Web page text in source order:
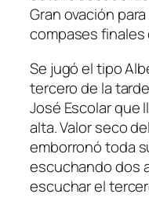
Gran ovación
compases finales
Se jugó el tipo
tercero de la
José Escolar que
alta. Valor seco
emborronó toda
escuchando dos
escuchar el